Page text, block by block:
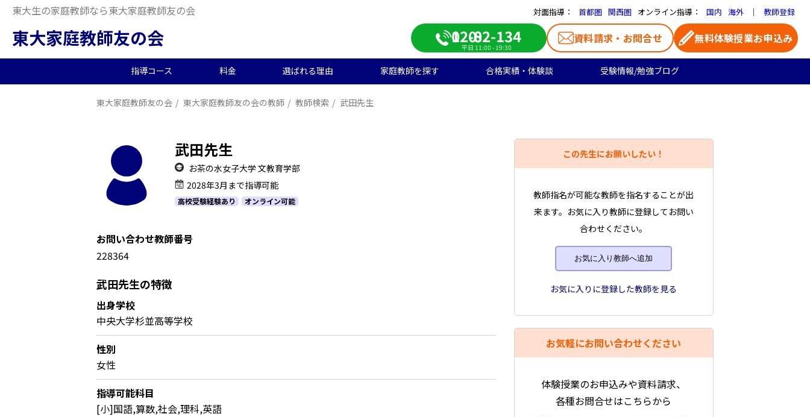
東大生の家庭教師なら東大家庭教師友の会 対面指導： 首都圏 関西圏 オンライン指導： 国内 海外 ｜ 教師登録
東大家庭教師友の会 0120-082-134
平日 11:00 - 19:30
資料請求・お問合せ 無料体験授業お申込み
指導コース
中学受験/塾対策 高校受験
高校生向け
大学生向け
社会人向け プロ家庭教師
料金
料金概要 小学生のご料金
選ばれる理由
当会の特徴 オンライン自習室
家庭教師を探す
東大生の教師を探す 派遣エリアから探す
合格実績・体験談
2026年度合格実績 中学受験の合格実績
一覧ページ
受験情報/勉強ブログ
東大家庭教師友の会 東大家庭教師友の会の教師 教師検索 武田先生
武田先生
お茶の水女子大学 文教育学部
2028年3月まで指導可能
高校受験経験あり オンライン可能
お問い合わせ教師番号
1228364
武田先生の特徴
出身学校
中央大学杉並高等学校
性別
女性
指導可能科目
[小]国語,算数,社会,理科,英語
この先生にお願いしたい！
教師指名が可能な教師を指名することが出
来ます。お気に入り教師に登録してお問い
合わせください。
お気に入り教師へ追加
お気に入りに登録した教師を見る
お気軽にお問い合わせください
体験授業のお申込みや資料請求、
各種お問合せはこちらから